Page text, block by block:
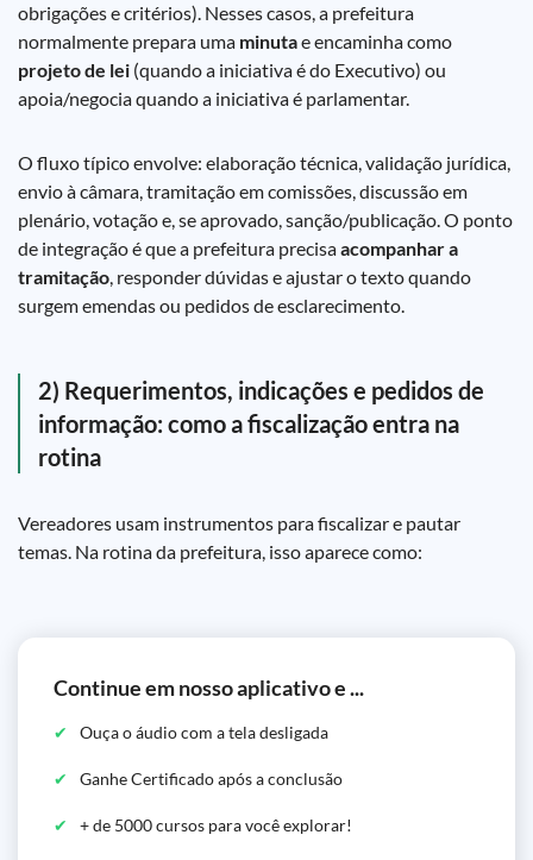
obrigações e critérios). Nesses casos, a prefeitura
normalmente prepara uma minutae encaminha como
projeto de lei (quando a iniciativa é do Executivo) ou
apoia/negocia quando a iniciativa é parlamentar.
O fluxo típico envolve: elaboração técnica, validação jurídica,
envio à câmara, tramitação em comissões, discussão em
plenário, votação e, se aprovado, sanção/publicação. O ponto
de integração é que a prefeitura precisaacompanhar a
tramitação, responder dúvidas e ajustar o texto quando
surgem emendas ou pedidos de esclarecimento.
2) Requerimentos, indicações e pedidos de
informação: como a fiscalização entra na
rotina
Vereadores usam instrumentos para fiscalizar e pautar
temas. Na rotina da prefeitura, isso aparece como:
Continue em nosso aplicativo e ...
Ouça o áudio com a tela desligada
Ganhe Certificado após a conclusão
+ de 5000 cursos para você explorar!